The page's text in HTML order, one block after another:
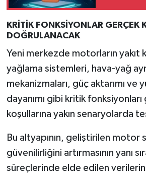
KRİTİK FONKSİYONLAR GERÇEK
DOĞRULANACAK
Yeni merkezde motorların yakıt
yağlama sistemleri, hava-yağ
mekanizmaları, güç aktarımı ve
dayanımı gibi kritik fonksiyonları
koşullarına yakın senaryolarda
Bu altyapının, geliştirilen motor
güvenilirliğini artırmasının yanı
süreçlerinde elde edilen verilerin
Yaşam
Yemek Tarifleri